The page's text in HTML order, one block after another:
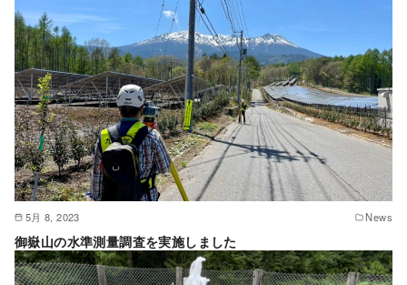
5月 8, 2023 News
御嶽山の水準測量調査を実施しました